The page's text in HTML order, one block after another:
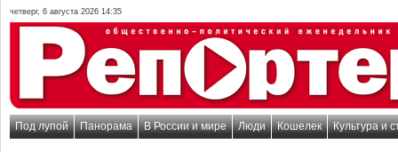
четверг, 6 августа 2026 14:35
Под лупой Панорама В России и мире Люди Кошелек Культура и